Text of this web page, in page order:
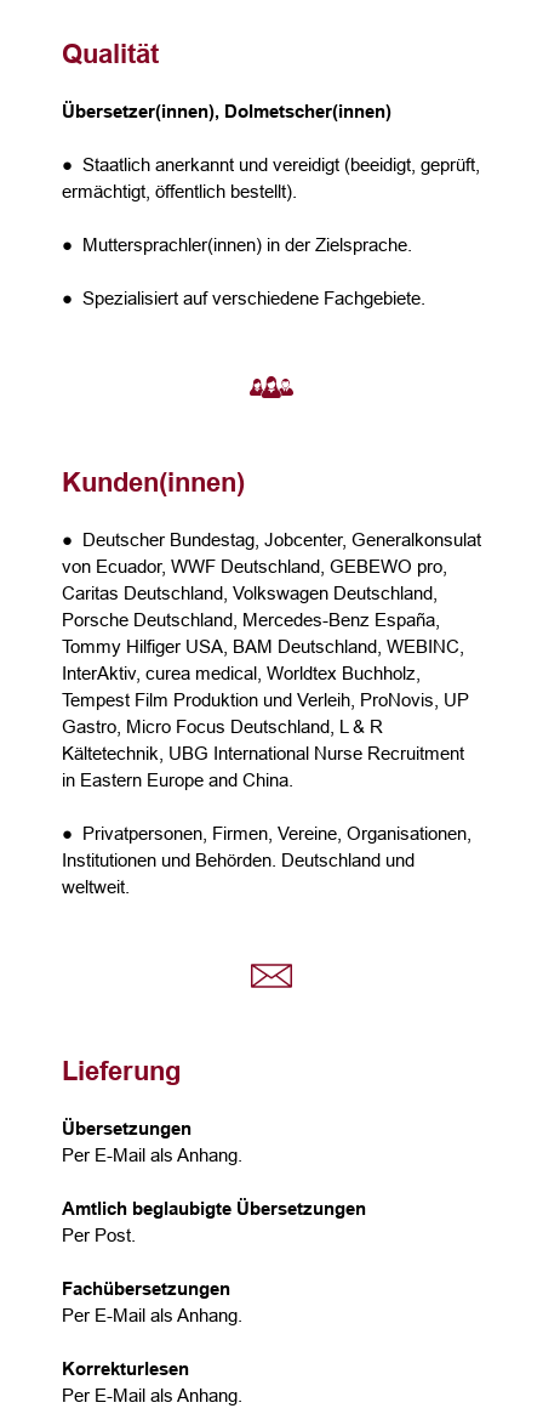
Qualität
Übersetzer(innen), Dolmetscher(innen)
● Staatlich anerkannt und vereidigt (beeidigt, geprüft,
ermächtigt, öffentlich bestellt).
● Muttersprachler(innen) in der Zielsprache.
● Spezialisiert auf verschiedene Fachgebiete.
Kunden(innen)
● Deutscher Bundestag, Jobcenter, Generalkonsulat
von Ecuador, WWF Deutschland, GEBEWO pro,
Caritas Deutschland, Volkswagen Deutschland,
Porsche Deutschland, Mercedes-Benz España,
Tommy Hilfiger USA, BAM Deutschland, WEBINC,
InterAktiv, curea medical, Worldtex Buchholz,
Tempest Film Produktion und Verleih, ProNovis, UP
Gastro, Micro Focus Deutschland, L & R
Kältetechnik, UBG International Nurse Recruitment
in Eastern Europe and China.
● Privatpersonen, Firmen, Vereine, Organisationen,
Institutionen und Behörden. Deutschland und
weltweit.
Lieferung
Übersetzungen
Per E-Mail als Anhang.
Amtlich beglaubigte Übersetzungen
Per Post.
Fachübersetzungen
Per E-Mail als Anhang.
Korrekturlesen
Per E-Mail als Anhang.